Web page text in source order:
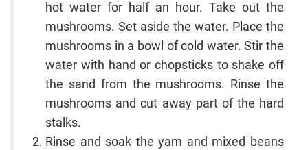
hot water for half an hour. Take out the
mushrooms. Set aside the water. Place the
mushrooms in a bowl of cold water. Stir the
water with hand or chopsticks to shake off
the sand from the mushrooms. Rinse the
mushrooms and cut away part of the hard
stalks.
Rinse and soak the yam and mixed beans